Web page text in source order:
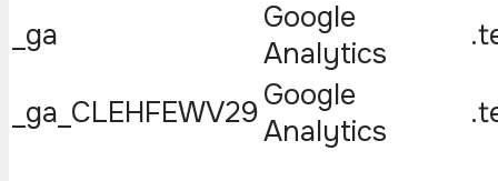
_ga
Google
Analytics
_ga_CLEHFEWV29Google
Analytics